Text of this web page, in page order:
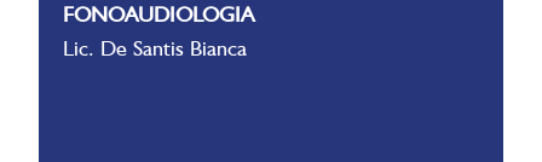
FONOAUDIOLOGIA
Lic. De Santis Bianca